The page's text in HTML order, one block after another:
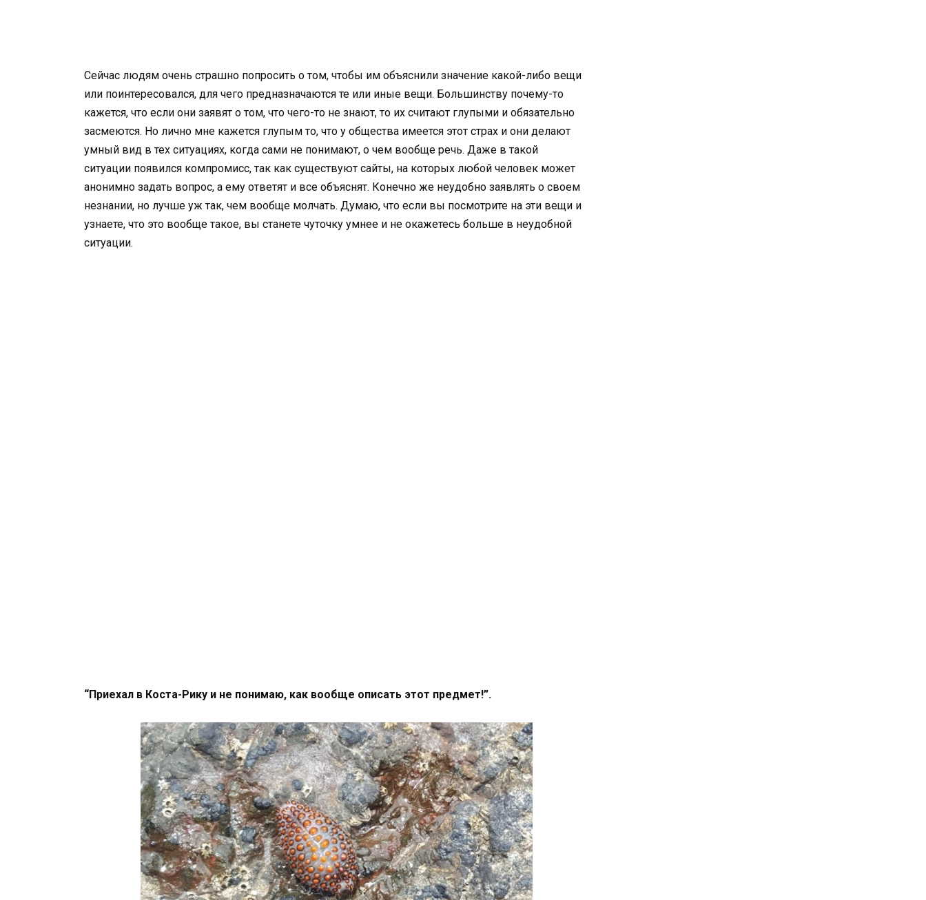
Сейчас людям очень страшно попросить о том, чтобы им объяснили значение какой-либо вещи
или поинтересовался, для чего предназначаются те или иные вещи. Большинству почему-то
кажется, что если они заявят о том, что чего-то не знают, то их считают глупыми и обязательно
засмеются. Но лично мне кажется глупым то, что у общества имеется этот страх и они делают
умный вид в тех ситуациях, когда сами не понимают, о чем вообще речь. Даже в такой
ситуации появился компромисс, так как существуют сайты, на которых любой человек может
анонимно задать вопрос, а ему ответят и все объяснят. Конечно же неудобно заявлять о своем
незнании, но лучше уж так, чем вообще молчать. Думаю, что если вы посмотрите на эти вещи и
узнаете, что это вообще такое, вы станете чуточку умнее и не окажетесь больше в неудобной
ситуации.
“Приехал в Коста-Рику и не понимаю, как вообще описать этот предмет!”.